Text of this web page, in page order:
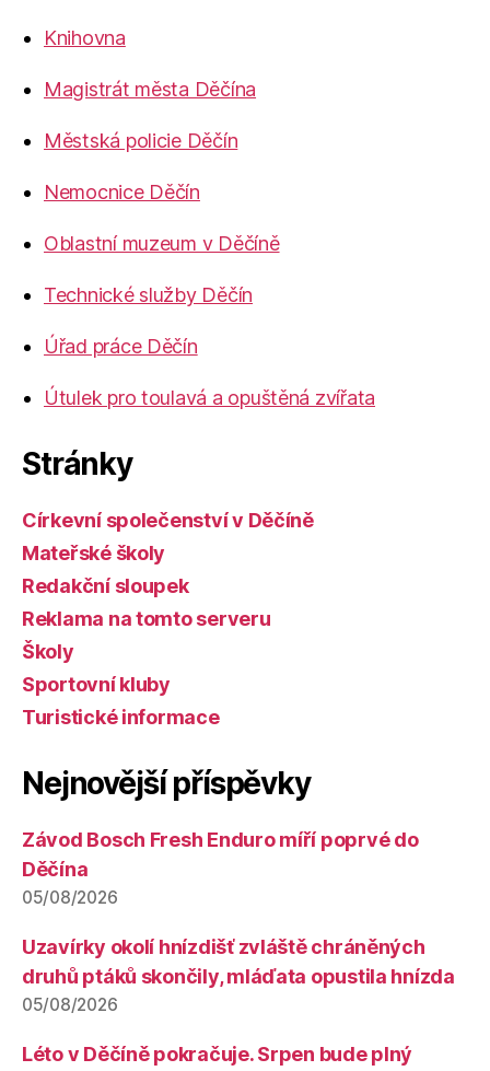
Knihovna
Magistrát města Děčína
Městská policie Děčín
Nemocnice Děčín
Oblastní muzeum v Děčíně
Technické služby Děčín
Úřad práce Děčín
Útulek pro toulavá a opuštěná zvířata
Stránky
Církevní společenství v Děčíně
Mateřské školy
Redakční sloupek
Reklama na tomto serveru
Školy
Sportovní kluby
Turistické informace
Nejnovější příspěvky
Závod Bosch Fresh Enduro míří poprvé do
Děčína
05/08/2026
Uzavírky okolí hnízdišť zvláště chráněných
druhů ptáků skončily, mláďata opustila hnízda
05/08/2026
Léto v Děčíně pokračuje. Srpen bude plný